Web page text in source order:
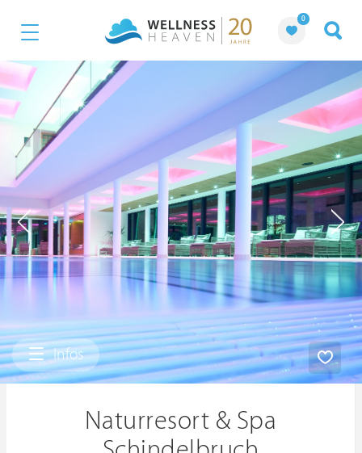
0
Infos
Naturresort & Spa